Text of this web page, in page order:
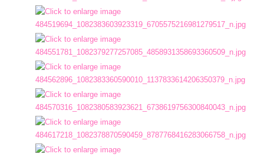
คลัง
แผนการ
ป้องกัน
ทุจริต